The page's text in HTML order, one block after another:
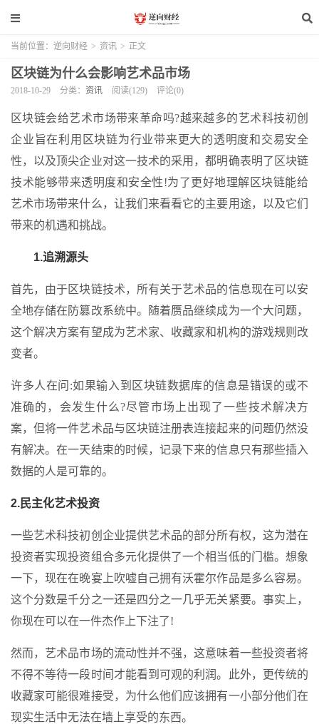
当前位置： 逆向财经 > 资讯 > 正文
区块链为什么会影响艺术品市场
2018-10-29 分类： 资讯 阅读(129) 评论(0)
区块链会给艺术市场带来革命吗?越来越多的艺术科技初创
企业旨在利用区块链为行业带来更大的透明度和交易安全
性，以及顶尖企业对这一技术的采用，都明确表明了区块链
技术能够带来透明度和安全性!为了更好地理解区块链能给
艺术市场带来什么，让我们来看看它的主要用途，以及它们
带来的机遇和挑战。
1.追溯源头
首先，由于区块链技术，所有关于艺术品的信息现在可以安
全地存储在防篡改系统中。随着赝品继续成为一个大问题，
这个解决方案有望成为艺术家、收藏家和机构的游戏规则改
变者。
许多人在问:如果输入到区块链数据库的信息是错误的或不
准确的，会发生什么?尽管市场上出现了一些技术解决方
案，但将一件艺术品与区块链注册表连接起来的问题仍然没
有解决。在一天结束的时候，记录下来的信息只有那些插入
数据的人是可靠的。
2.民主化艺术投资
一些艺术科技初创企业提供艺术品的部分所有权，这为潜在
投资者实现投资组合多元化提供了一个相当低的门槛。想象
一下，现在在晚宴上吹嘘自己拥有沃霍尔作品是多么容易。
这个分数是千分之一还是四分之一几乎无关紧要。事实上，
你现在可以在一件杰作上下注了!
然而，艺术品市场的流动性并不强，这意味着一些投资者将
不得不等待一段时间才能看到可观的利润。此外，更传统的
收藏家可能很难接受，为什么他们应该拥有一小部分他们在
现实生活中无法在墙上享受的东西。